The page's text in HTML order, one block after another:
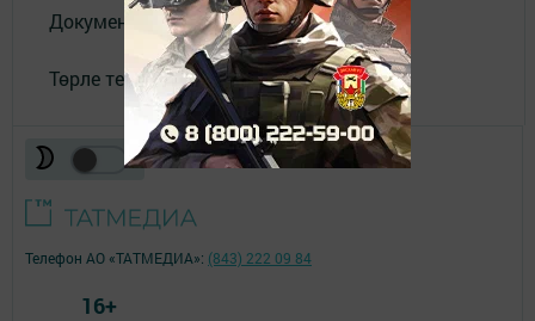
Документлар
Төрле темалар
Телефон АО «ТАТМЕДИА»: (843) 222 09 84
16+